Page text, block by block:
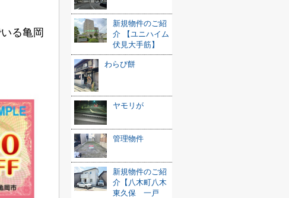
る亀岡
新規物件のご紹
介 【ユニハイム
伏見大手筋】
わらび餅
ヤモリが
管理物件
新規物件のご紹
介【八木町八木
東久保 一戸